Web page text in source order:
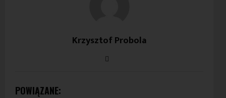
Krzysztof Probola
POWIĄZANE: